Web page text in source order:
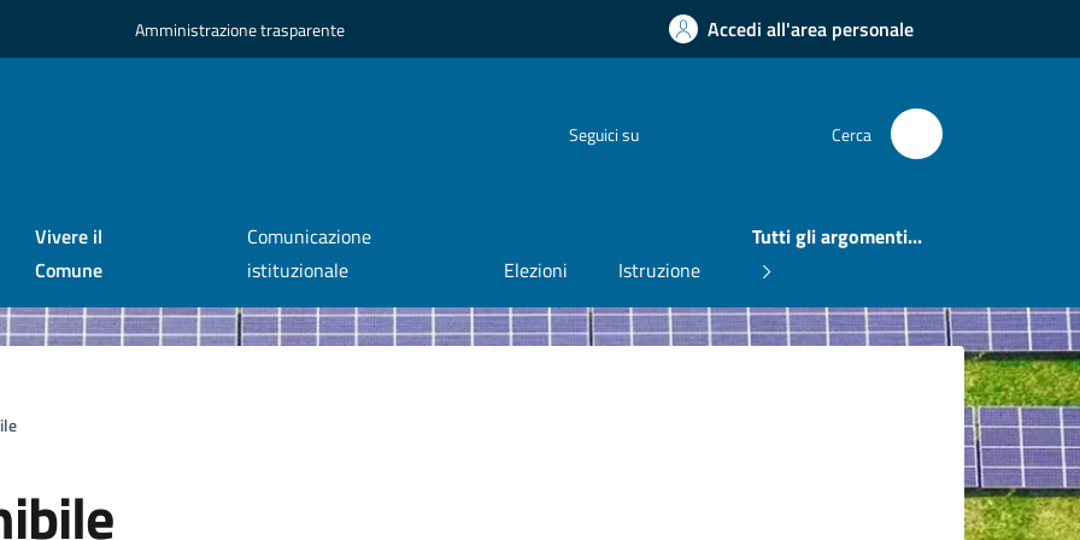
Amministrazione trasparente Accedi all'area personale
Seguici su Cerca
Vivere il
Comune
Comunicazione
istituzionale
Elezioni Istruzione
Tutti gli argomenti...